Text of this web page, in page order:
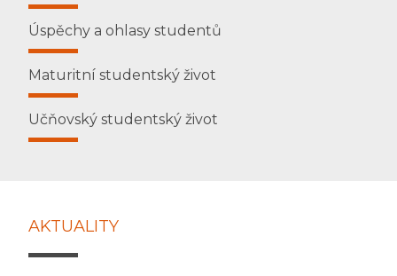
Úspěchy a ohlasy studentů
Maturitní studentský život
Učňovský studentský život
AKTUALITY